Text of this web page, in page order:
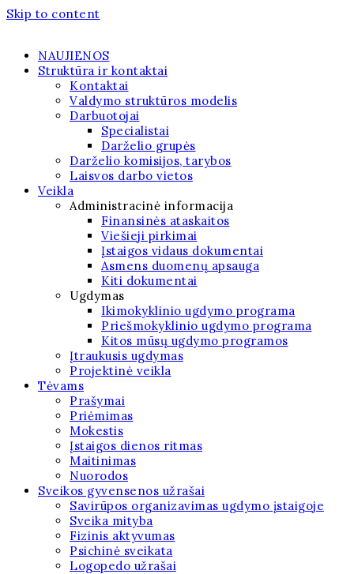
Skip to content
NAUJIENOS
Struktūra ir kontaktai
Kontaktai
Valdymo struktūros modelis
Darbuotojai
Specialistai
Darželio grupės
Darželio komisijos, tarybos
Laisvos darbo vietos
Veikla
Administracinė informacija
Finansinės ataskaitos
Viešieji pirkimai
Įstaigos vidaus dokumentai
Asmens duomenų apsauga
Kiti dokumentai
Ugdymas
Ikimokyklinio ugdymo programa
Priešmokyklinio ugdymo programa
Kitos mūsų ugdymo programos
Įtraukusis ugdymas
Projektinė veikla
Tėvams
Prašymai
Priėmimas
Mokestis
Įstaigos dienos ritmas
Maitinimas
Nuorodos
Sveikos gyvensenos užrašai
Savirūpos organizavimas ugdymo įstaigoje
Sveika mityba
Fizinis aktyvumas
Psichinė sveikata
Logopedo užrašai